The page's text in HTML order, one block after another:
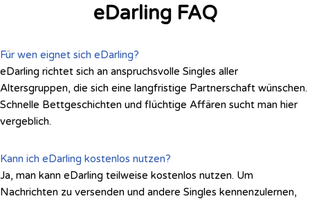
eDarling FAQ
Für wen eignet sich eDarling?
eDarling richtet sich an anspruchsvolle Singles aller
Altersgruppen, die sich eine langfristige Partnerschaft wünschen.
Schnelle Bettgeschichten und flüchtige Affären sucht man hier
vergeblich.
Kann ich eDarling kostenlos nutzen?
Ja, man kann eDarling teilweise kostenlos nutzen. Um
Nachrichten zu versenden und andere Singles kennenzulernen,